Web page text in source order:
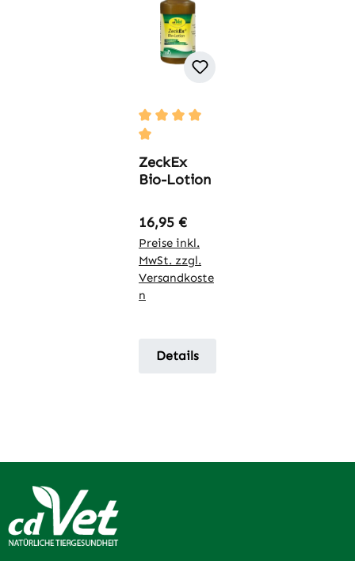
Durchschnittliche Bewertung von 5
ZeckEx
Bio-Lotion
Regulärer Preis:
16,95 €
Preise inkl.
MwSt. zzgl.
Versandkoste
n
Details